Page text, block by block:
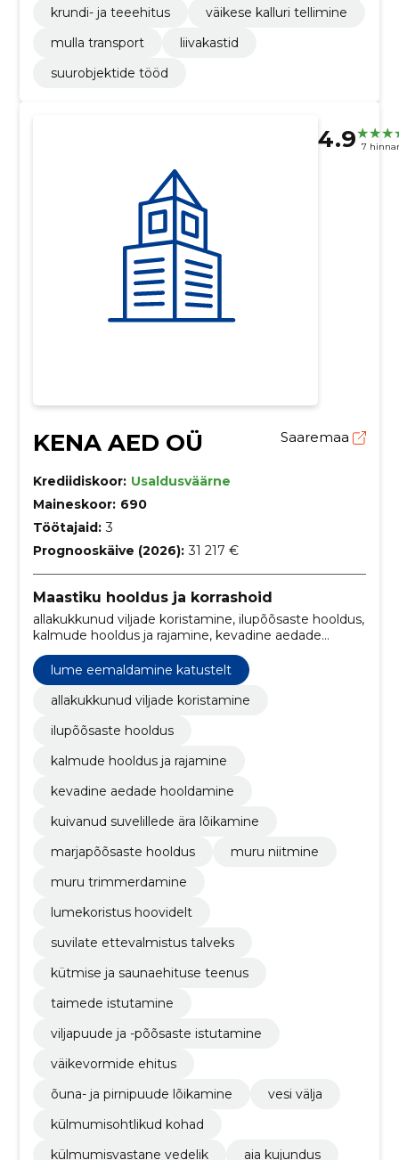
krundi- ja teeehitus
väikese kalluri tellimine
mulla transport
liivakastid
suurobjektide tööd
4.9 7
KENA AED OÜ Saaremaa
Krediidiskoor: Usaldusväärne
Maineskoor: 690
Töötajaid: 3
Prognooskäive (2026): 31 217 €
Maastiku hooldus ja korrashoid
allakukkunud viljade koristamine, ilupõõsaste hooldus,
kalmude hooldus ja rajamine, kevadine aedade
hooldamine, kuivanud suvelillede ära lõikamine,
marjapõõsaste hooldus, muru niitmine, muru
trimmerdamine, lumekoristus hoovidelt, lume
eemaldamine katustelt
lume eemaldamine katustelt
allakukkunud viljade koristamine
ilupõõsaste hooldus
kalmude hooldus ja rajamine
kevadine aedade hooldamine
kuivanud suvelillede ära lõikamine
marjapõõsaste hooldus
muru niitmine
muru trimmerdamine
lumekoristus hoovidelt
suvilate ettevalmistus talveks
kütmise ja saunaehituse teenus
taimede istutamine
viljapuude ja -põõsaste istutamine
väikevormide ehitus
õuna- ja pirnipuude lõikamine
vesi välja
külmumisohtlikud kohad
külmumisvastane vedelik
aia kujundus